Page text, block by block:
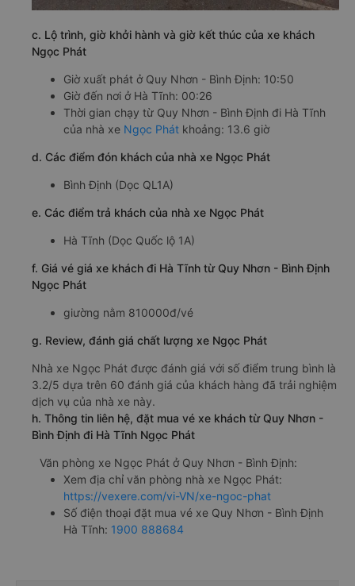
c. Lộ trình, giờ khởi hành và giờ kết thúc của xe khách
Ngọc Phát
Giờ xuất phát ở Quy Nhơn - Bình Định: 10:50
Giờ đến nơi ở Hà Tĩnh: 00:26
Thời gian chạy từ Quy Nhơn - Bình Định đi Hà Tĩnh
của nhà xe Ngọc Phát khoảng: 13.6 giờ
d. Các điểm đón khách của nhà xe Ngọc Phát
Bình Định (Dọc QL1A)
e. Các điểm trả khách của nhà xe Ngọc Phát
Hà Tĩnh (Dọc Quốc lộ 1A)
f. Giá vé giá xe khách đi Hà Tĩnh từ Quy Nhơn - Bình Định
Ngọc Phát
giường nằm 810000đ/vé
g. Review, đánh giá chất lượng xe Ngọc Phát
Nhà xe Ngọc Phát được đánh giá với số điểm trung bình là
3.2/5 dựa trên 60 đánh giá của khách hàng đã trải nghiệm
dịch vụ của nhà xe này.
h. Thông tin liên hệ, đặt mua vé xe khách từ Quy Nhơn -
Bình Định đi Hà Tĩnh Ngọc Phát
Văn phòng xe Ngọc Phát ở Quy Nhơn - Bình Định:
Xem địa chỉ văn phòng nhà xe Ngọc Phát:
https://vexere.com/vi-VN/xe-ngoc-phat
Số điện thoại đặt mua vé xe Quy Nhơn - Bình Định
Hà Tĩnh: 1900 888684